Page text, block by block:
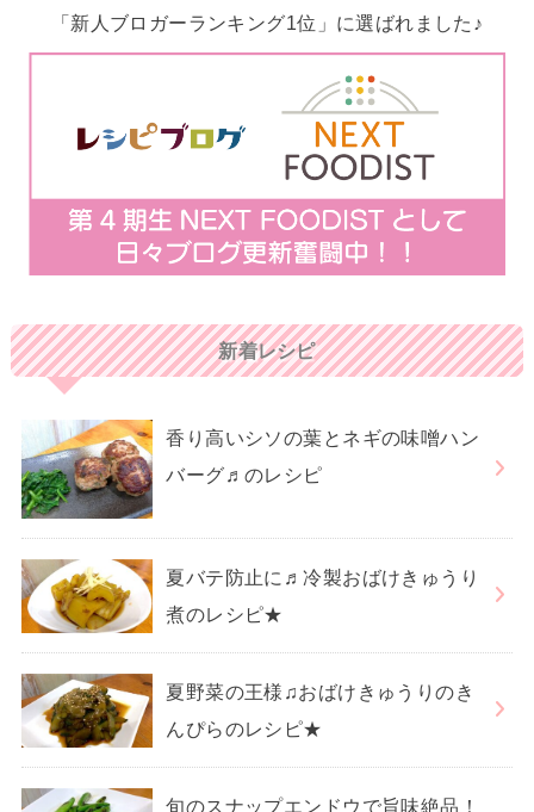
「新人ブロガーランキング1位」に選ばれました♪
新着レシピ
香り高いシソの葉とネギの味噌ハン
バーグ♬のレシピ
夏バテ防止に♬冷製おばけきゅうり
煮のレシピ★
夏野菜の王様♫おばけきゅうりのき
んぴらのレシピ★
旬のスナップエンドウで旨味絶品！